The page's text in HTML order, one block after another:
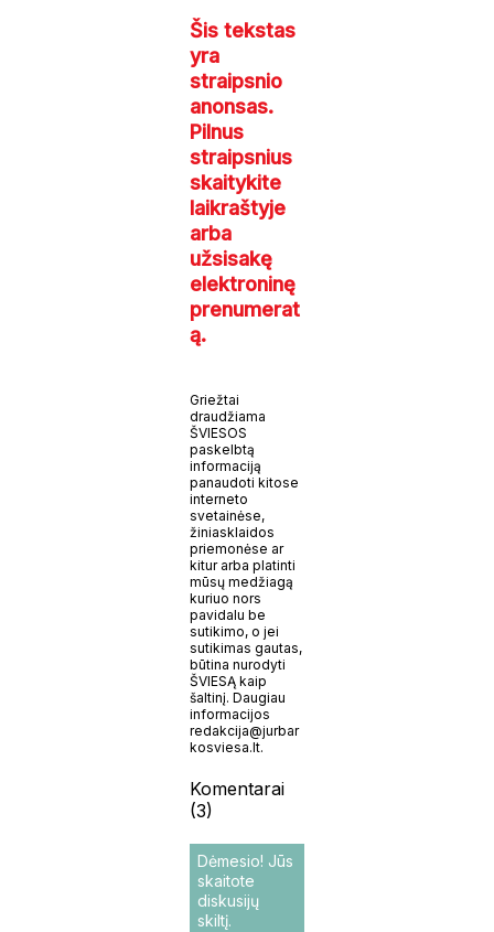
Šis tekstas
yra
straipsnio
anonsas.
Pilnus
straipsnius
skaitykite
laikraštyje
arba
užsisakę
elektroninę
prenumerat
ą.
Griežtai
draudžiama
ŠVIESOS
paskelbtą
informaciją
panaudoti kitose
interneto
svetainėse,
žiniasklaidos
priemonėse ar
kitur arba platinti
mūsų medžiagą
kuriuo nors
pavidalu be
sutikimo, o jei
sutikimas gautas,
būtina nurodyti
ŠVIESĄ kaip
šaltinį. Daugiau
informacijos
redakcija@jurbar
kosviesa.lt.
Komentarai
(3)
Dėmesio! Jūs
skaitote
diskusijų
skiltį.